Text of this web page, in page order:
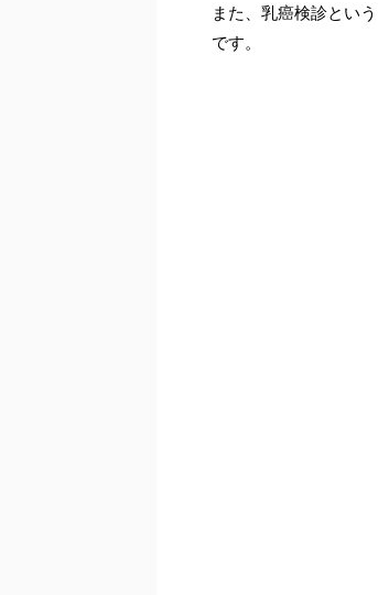
また、乳癌検診とい
です。